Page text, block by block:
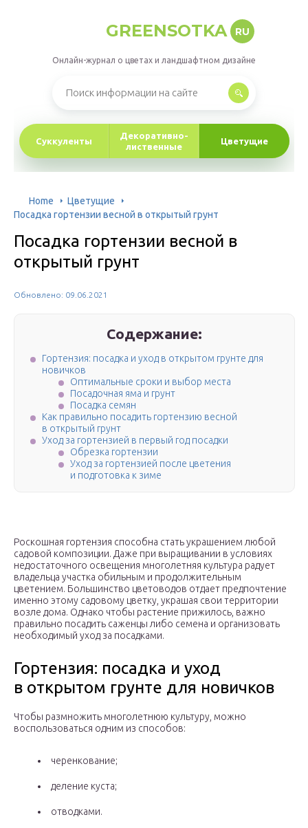
GREENSOTKA RU
Онлайн-журнал о цветах и ландшафтном дизайне
Суккуленты
Декоративно-
лиственные
Цветущие
Home
Цветущие
Посадка гортензии весной в открытый грунт
Посадка гортензии весной в
открытый грунт
Обновлено: 09.06.2021
Содержание:
Гортензия: посадка и уход в открытом грунте для
новичков
Оптимальные сроки и выбор места
Посадочная яма и грунт
Посадка семян
Как правильно посадить гортензию весной
в открытый грунт
Уход за гортензией в первый год посадки
Обрезка гортензии
Уход за гортензией после цветения
и подготовка к зиме
Роскошная гортензия способна стать украшением любой
садовой композиции. Даже при выращивании в условиях
недостаточного освещения многолетняя культура радует
владельца участка обильным и продолжительным
цветением. Большинство цветоводов отдает предпочтение
именно этому садовому цветку, украшая свои территории
возле дома. Однако чтобы растение прижилось, важно
правильно посадить саженцы либо семена и организовать
необходимый уход за посадками.
Гортензия: посадка и уход
в открытом грунте для новичков
Чтобы размножить многолетнюю культуру, можно
воспользоваться одним из способов:
черенкование;
деление куста;
отводками.